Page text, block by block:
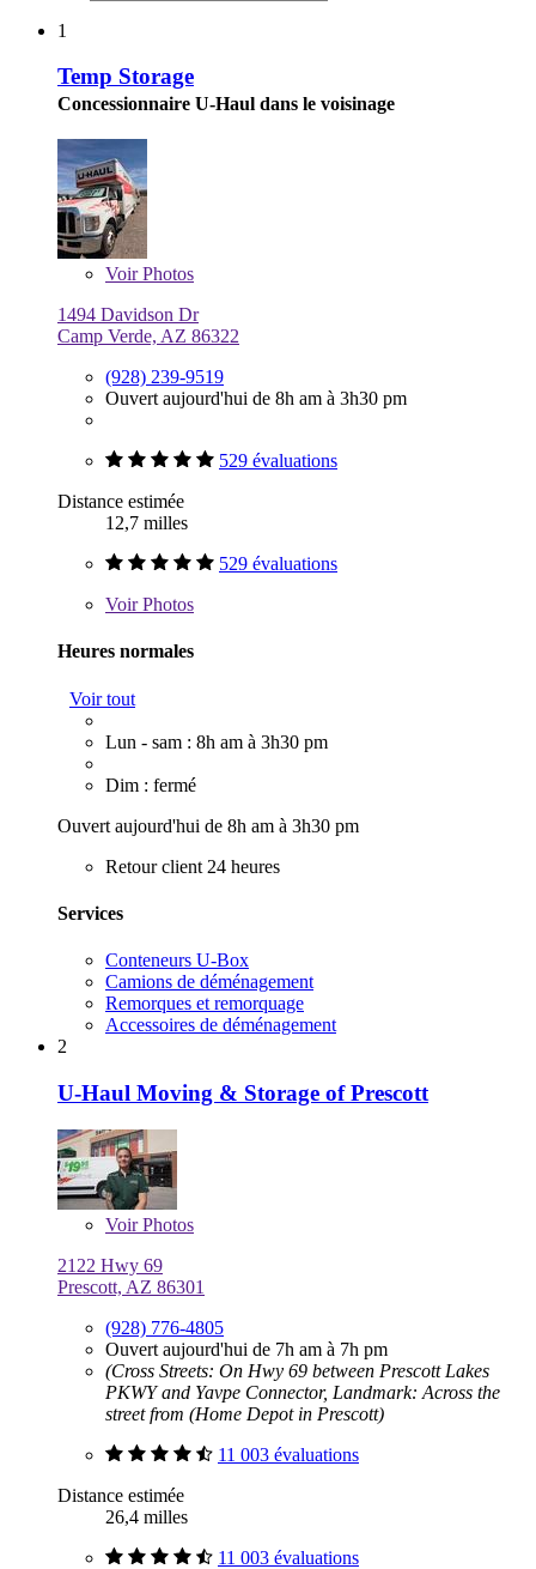
1
Temp Storage
Concessionnaire U-Haul dans le voisinage
VoirPhotos
1494 Davidson Dr
Camp Verde, AZ 86322
(928) 239-9519
Ouvert aujourd'hui de 8h am à 3h30 pm
529 évaluations
Distance estimée
12,7 milles
529 évaluations
VoirPhotos
Heures normales
Voir tout
Lun - sam : 8h am à 3h30 pm
Dim : fermé
Ouvert aujourd'hui de 8h am à 3h30 pm
Retour client 24 heures
Services
Conteneurs U-Box
Camions de déménagement
Remorques et remorquage
Accessoires de déménagement
2
U-Haul Moving & Storage of Prescott
VoirPhotos
2122 Hwy 69
Prescott, AZ 86301
(928) 776-4805
Ouvert aujourd'hui de 7h am à 7h pm
(Cross Streets: On Hwy 69 between Prescott Lakes
PKWY and Yavpe Connector, Landmark: Across the
street from (Home Depot in Prescott)
11 003 évaluations
Distance estimée
26,4 milles
11 003 évaluations